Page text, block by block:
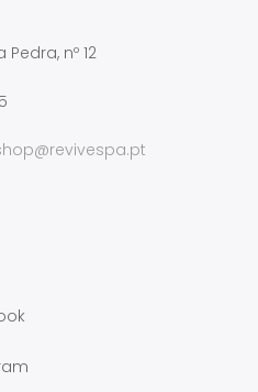
nº 12